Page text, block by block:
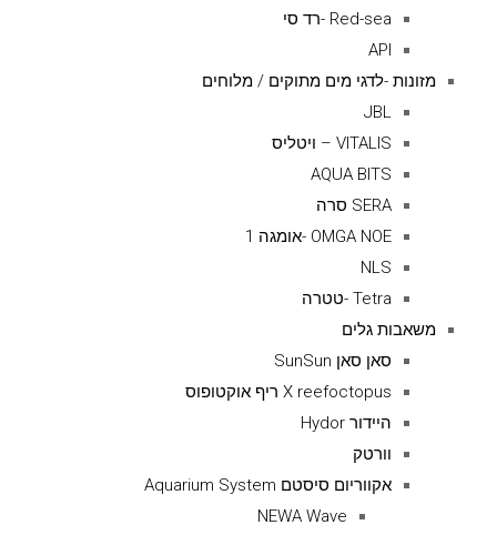
Red-sea -רד סי
API
מזונות -לדגי מים מתוקים / מלוחים
JBL
VITALIS – ויטליס
AQUA BITS
SERA סרה
OMGA NOE -אומגה 1
NLS
Tetra -טטרה
משאבות גלים
סאן סאן SunSun
X reefoctopus ריף אוקטופוס
היידור Hydor
וורטק
אקווריום סיסטם Aquarium System
NEWA Wave